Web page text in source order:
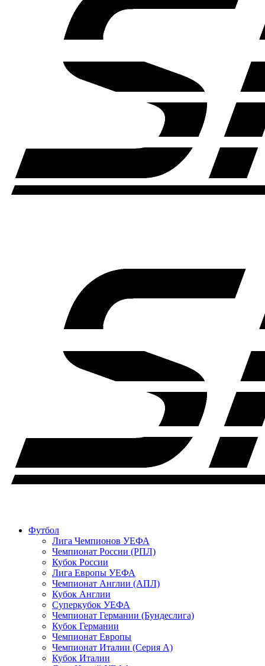
Футбол
Лига Чемпионов УЕФА
Чемпионат России (РПЛ)
Кубок России
Лига Европы УЕФА
Чемпионат Англии (АПЛ)
Кубок Англии
Суперкубок УЕФА
Чемпионат Германии (Бундеслига)
Кубок Германии
Чемпионат Европы
Чемпионат Италии (Серия А)
Кубок Италии